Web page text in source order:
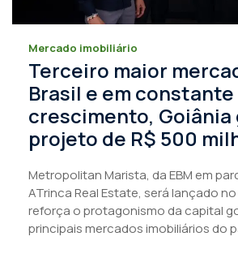
Mercado imobiliário
Terceiro maior
Brasil e em constante
crescimento, Goiânia
projeto de R$ 500
Metropolitan Marista, da EBM em
ATrinca Real Estate, será lançado
reforça o protagonismo da capital
principais mercados imobiliários do